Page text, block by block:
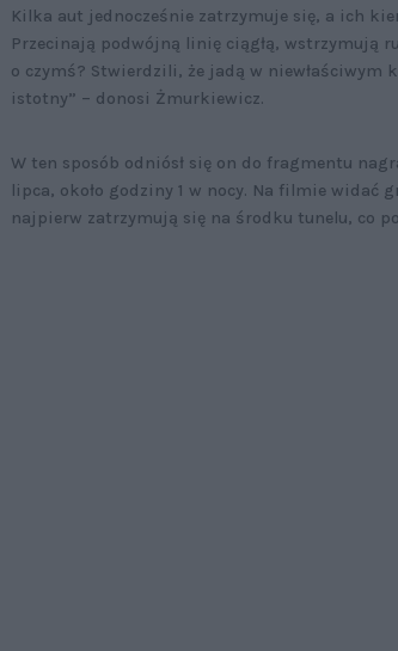
Kilka aut jednocześnie zatrzymuje się, a ich
Przecinają podwójną linię ciągłą, wstrzymują
o czymś? Stwierdzili, że jadą w niewłaściwym
istotny” – donosi Żmurkiewicz.
W ten sposób odniósł się on do fragmentu
lipca, około godziny 1 w nocy. Na filmie widać
najpierw zatrzymują się na środku tunelu, co